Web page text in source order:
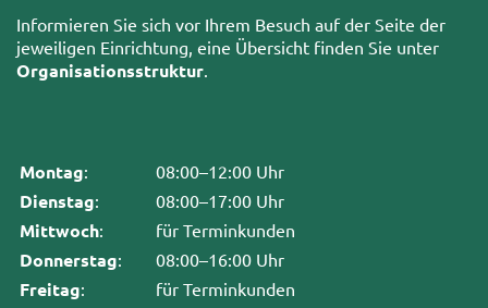
Informieren Sie sich vor Ihrem Besuch auf der Seite der
jeweiligen Einrichtung, eine Übersicht finden Sie unter
Organisationsstruktur
Montag: 08:00–12:00 Uhr
Dienstag: 08:00–17:00 Uhr
Mittwoch: für Terminkunden
Donnerstag: 08:00–16:00 Uhr
Freitag: für Terminkunden